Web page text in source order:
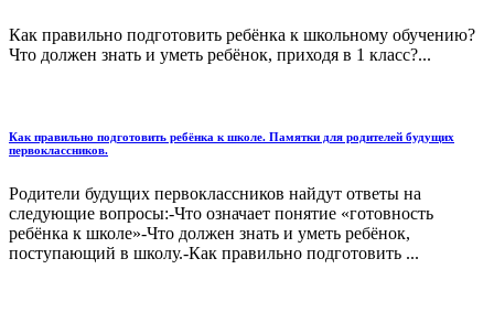
Как правильно подготовить ребёнка к школьному обучению?
Что должен знать и уметь ребёнок, приходя в 1 класс?...
Как правильно подготовить ребёнка к школе. Памятки для родителей будущих
первоклассников.
Родители будущих первоклассников найдут ответы на
следующие вопросы:-Что означает понятие «готовность
ребёнка к школе»-Что должен знать и уметь ребёнок,
поступающий в школу.-Как правильно подготовить ...